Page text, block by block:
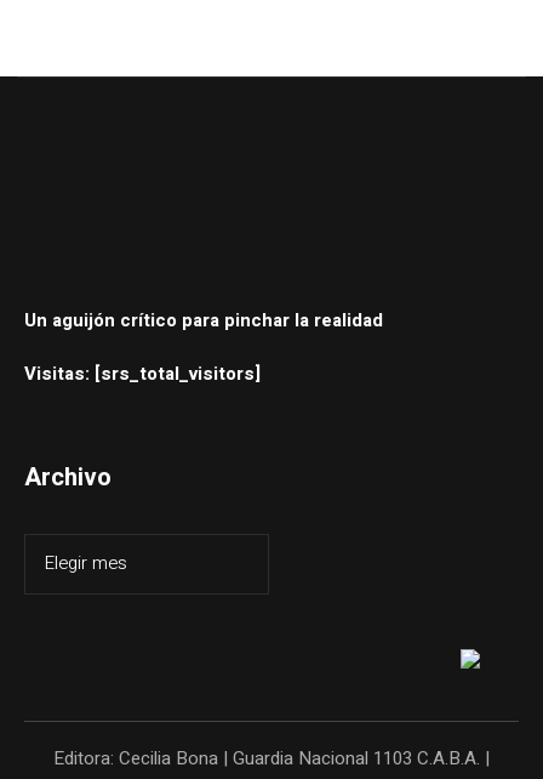
Un aguijón crítico para pinchar la realidad
Visitas: [srs_total_visitors]
Archivo
Editora: Cecilia Bona | Guardia Nacional 1103 C.A.B.A. |